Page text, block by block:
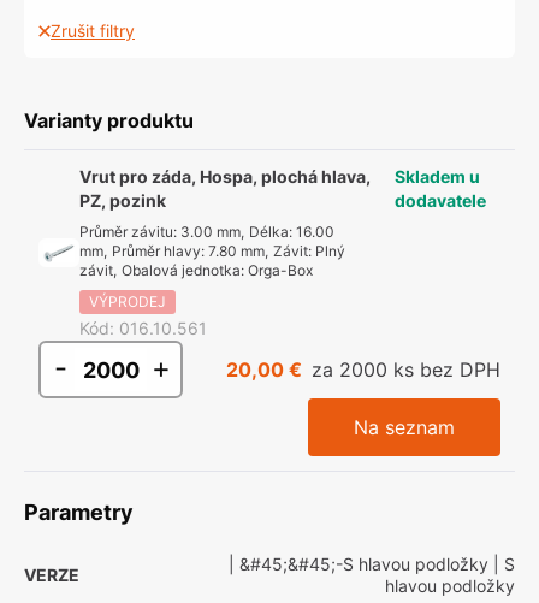
Zrušit filtry
Varianty produktu
Vrut pro záda, Hospa, plochá hlava,
PZ, pozink
Průměr závitu: 3.00 mm, Délka: 16.00
mm, Průměr hlavy: 7.80 mm, Závit: Plný
závit, Obalová jednotka: Orga-Box
VÝPRODEJ
Kód: 016.10.561
Skladem u
dodavatele
- + 20,00 € za 2000 ks bez DPH
Na seznam
Parametry
VERZE
| &#45;&#45;-S hlavou podložky | S
hlavou podložky